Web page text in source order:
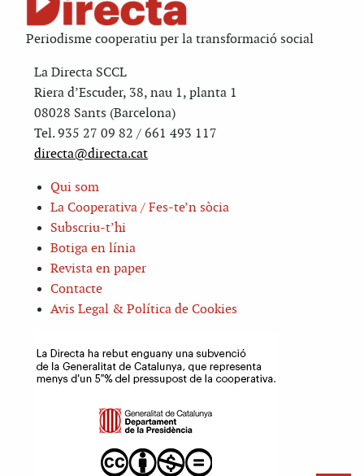
Periodisme cooperatiu per la transformació social
La Directa SCCL
Riera d’Escuder, 38, nau 1, planta 1
08028 Sants (Barcelona)
Tel. 935 27 09 82 / 661 493 117
directa@directa.cat
Qui som
La Cooperativa / Fes-te’n sòcia
Subscriu-t’hi
Botiga en línia
Revista en paper
Contacte
Avis Legal & Política de Cookies